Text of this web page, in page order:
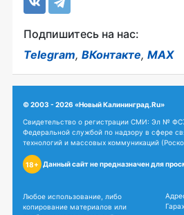
Подпишитесь на нас:
Telegram, ВКонтакте, MAX
© 2003 - 2026 «Новый Калининград.Ru»
Свидетельство о регистрации СМИ: Эл №
Федеральной службой по надзору в сфере
технологий и массовых коммуникаций
18+ Данный сайт не предназначен для
Любое использование, либо
копирование материалов или